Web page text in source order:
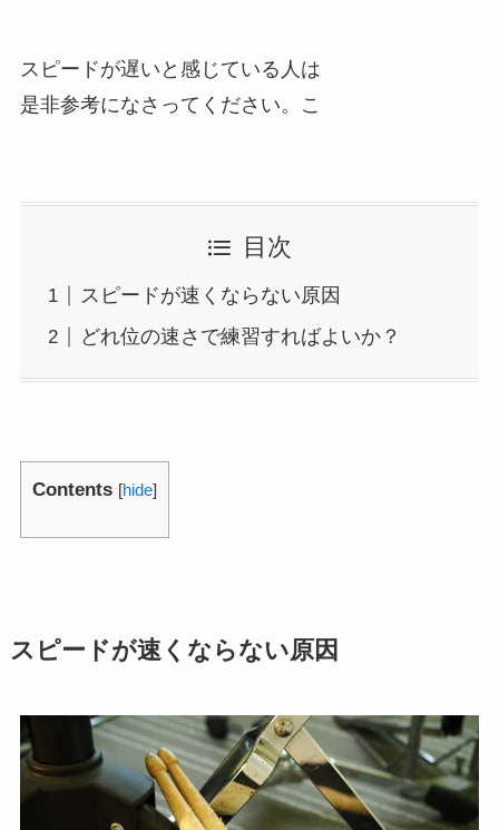
スピードが遅いと感じている人は
是非参考になさってください。こ
目次
スピードが速くならない原因
どれ位の速さで練習すればよいか？
Contents [hide]
スピードが速くならない原因